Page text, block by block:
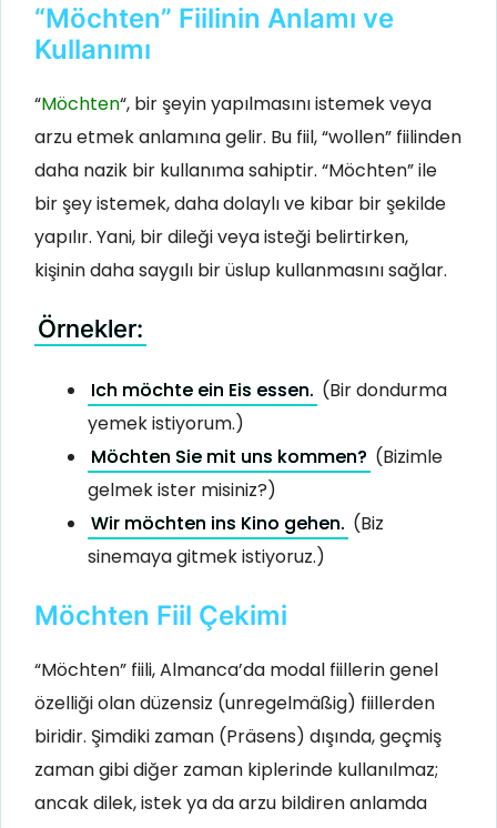
“Möchten” Fiilinin Anlamı ve
Kullanımı
“Möchten“, bir şeyin yapılmasını istemek veya
arzu etmek anlamına gelir. Bu fiil, “wollen” fiilinden
daha nazik bir kullanıma sahiptir. “Möchten” ile
bir şey istemek, daha dolaylı ve kibar bir şekilde
yapılır. Yani, bir dileği veya isteği belirtirken,
kişinin daha saygılı bir üslup kullanmasını sağlar.
Örnekler:
Ich möchte ein Eis essen. (Bir dondurma
yemek istiyorum.)
Möchten Sie mit uns kommen? (Bizimle
gelmek ister misiniz?)
Wir möchten ins Kino gehen. (Biz
sinemaya gitmek istiyoruz.)
Möchten Fiil Çekimi
“Möchten” fiili, Almanca’da modal fiillerin genel
özelliği olan düzensiz (unregelmäßig) fiillerden
biridir. Şimdiki zaman (Präsens) dışında, geçmiş
zaman gibi diğer zaman kiplerinde kullanılmaz;
ancak dilek, istek ya da arzu bildiren anlamda